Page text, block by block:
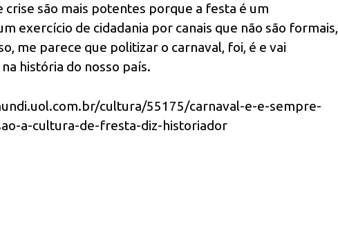
crise são mais potentes porque a festa é um
exercício de cidadania por canais que não são formais,
me parece que politizar o carnaval, foi, é e vai
história do nosso país.
cultura/55175/carnaval-e-e-sempre-
a-cultura-de-fresta-diz-historiador